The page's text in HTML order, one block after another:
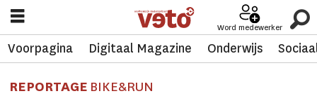
Word medewerker
Voorpagina Digitaal Magazine Onderwijs
REPORTAGE BIKE&RUN